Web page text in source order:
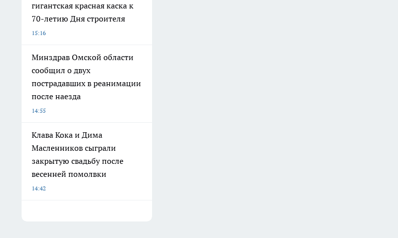
гигантская красная каска к
70-летию Дня строителя
15:16
Минздрав Омской области
сообщил о двух
пострадавших в реанимации
после наезда
14:55
Клава Кока и Дима
Масленников сыграли
закрытую свадьбу после
весенней помолвки
14:42